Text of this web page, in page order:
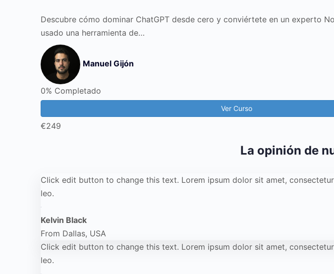
Descubre cómo dominar ChatGPT desde cero y conviértete en un experto
usado una herramienta de…
Manuel Gijón
0% Completado
Ver Curso
€249
La opinión de
Click edit button to change this text. Lorem ipsum dolor sit amet,
leo.
Kelvin Black
From Dallas, USA
Click edit button to change this text. Lorem ipsum dolor sit amet,
leo.